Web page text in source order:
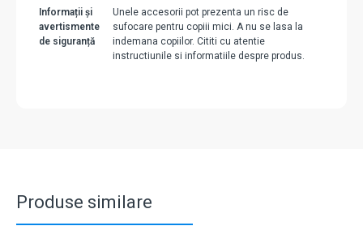
Informații și
avertismente
de siguranță
Unele accesorii pot prezenta un risc de
sufocare pentru copiii mici. A nu se lasa la
indemana copiilor. Cititi cu atentie
instructiunile si informatiile despre produs.
Produse similare